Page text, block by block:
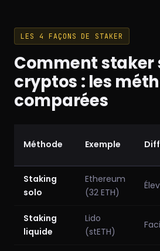
LES 4 FAÇONS DE STAKER
Comment staker
cryptos : les
comparées
Méthode Exemple
Staking
solo
Ethereum
(32 ETH)
Staking
liquide
Lido
(stETH)